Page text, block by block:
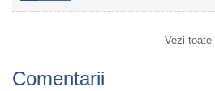
Vezi toate
Comentarii